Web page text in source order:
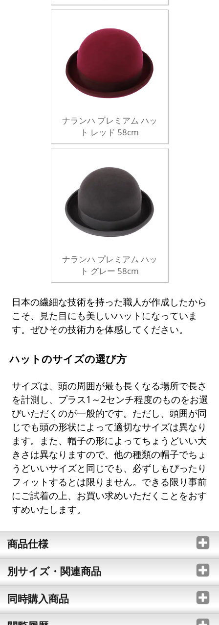
ナランハ プレミアム ハッ
ト レッド 58cm
ナランハ プレミアム ハッ
ト グレー 58cm
日本の繊細な技術を持った職人が作成したから
こそ、見た目にも美しいハットになっていま
す。ぜひその技術力を体感してください。
ハットのサイズの選び方
サイズは、頭の周囲が最も長くなる場所で長さ
を計測し、プラス1～2センチ程度のものをお選
びいただくのが一般的です。ただし、頭囲が同
じでも頭の形状によって適切なサイズは異なり
ます。また、帽子の形によってちょうどいい大
きさは異なりますので、他の種類の帽子でちょ
うどいいサイズと同じでも、必ずしもぴったり
フィットするとは限りません。できる限り事前
にご試着の上、お買い求めいただくことをおす
すめいたします。
商品仕様
別サイズ・関連商品
同時購入商品